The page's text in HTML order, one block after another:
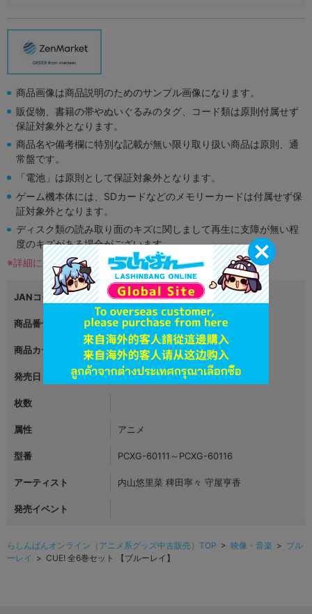
商品画像は商品説明のためのサンプル画像になります。
販促物、書籍の帯やぬいぐるみのタグ、コード類は原則付属せず
保証対象外となります。
商品名や備考欄に特別な記載が無い限り取り扱い商品は原則、通
常盤です。
「電池」は原則として保証対象外となります。
ゲーム機本体には、SDカードなどのメモリーカードは付属せず保
証対象外となります。
ディスク類の読み取り面のキズに関しまして再生に支障が無い程
度のキズがある場合がございます。
※詳細につきましてはコチラ
JANコード 4988013954496
商品番号 L04580336
商品カテゴリ 映像・音楽
発売日 2022年08月17日
枚数
属性 アニメ
型番 PCXG-60111～PCXG-60116
アーティスト 内山悠里菜 稗田寧々 守屋亨香
発売イベント
らしんばんオンライン（アニメ系グッズ中古販売）TOP > 映像・音楽 > ブル
ーレイ > CUE! 全6巻セット 【ブルーレイ】